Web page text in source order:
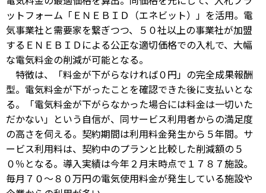
ットフォーム「ＥＮＥＢＩＤ（エネビット）」を活用。電
気事業社と需要家を繋ぎつつ、５０社以上の事業社が加盟
するＥＮＥＢＩＤによる公正な適切価格での入札で、大幅
な電気料金の削減が可能となる。
特徴は、「料金が下がらなければ０円」の完全成果報酬
型。電気料金が下がったことを確認できた後に支払いとな
る。「電気料金が下がらなかった場合には料金は一切いた
だかない」という自信が、同サービス利用者からの満足度
の高さを伺える。契約期間は利用料金発生から５年間。サ
ービス利用料は、契約中のプランと比較した削減額の５
０％となる。導入実績は今年２月末時点で１７８７施設。
毎月７０～８０万円の電気使用料金が発生している施設や